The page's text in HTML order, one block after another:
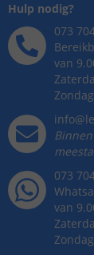
Hulp nodig?
073
van
073
van